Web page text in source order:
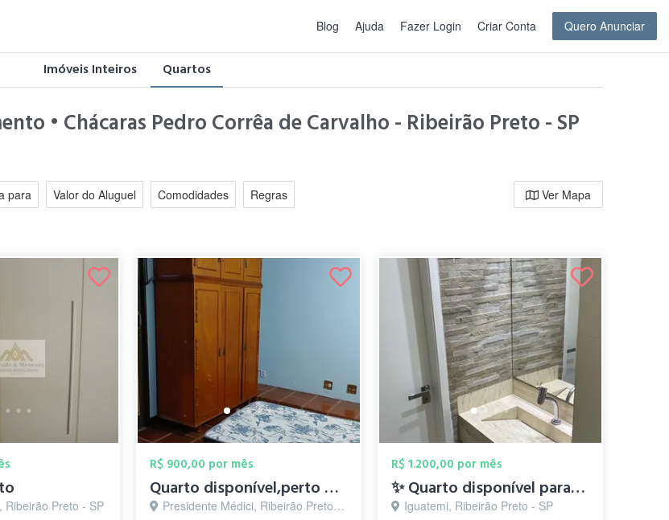
Blog Ajuda Fazer Login Criar Conta Quero Anunciar
Imóveis Inteiros Quartos
• Chácaras Pedro Corrêa de Carvalho - Ribeirão Preto - SP
para Valor do Aluguel Comodidades Regras Ver Mapa
Ribeirão Preto - SP
R$ 900,00 por mês
Quarto disponível,perto da Unaerp
Presidente Médici, Ribeirão Preto - SP
R$ 1.200,00 por mês
✨ Quarto disponível para aluguel - VAGA ...
Iguatemi, Ribeirão Preto - SP